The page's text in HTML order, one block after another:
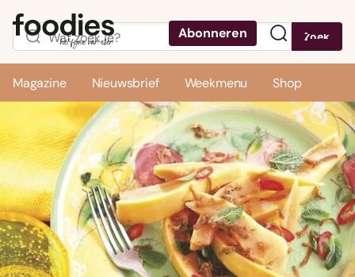
Abonneren Zoek
Magazine Nieuwsbrief Weekmenu Shop